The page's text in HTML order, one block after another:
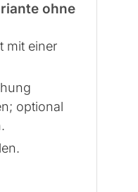
ohne
mit einer
optional